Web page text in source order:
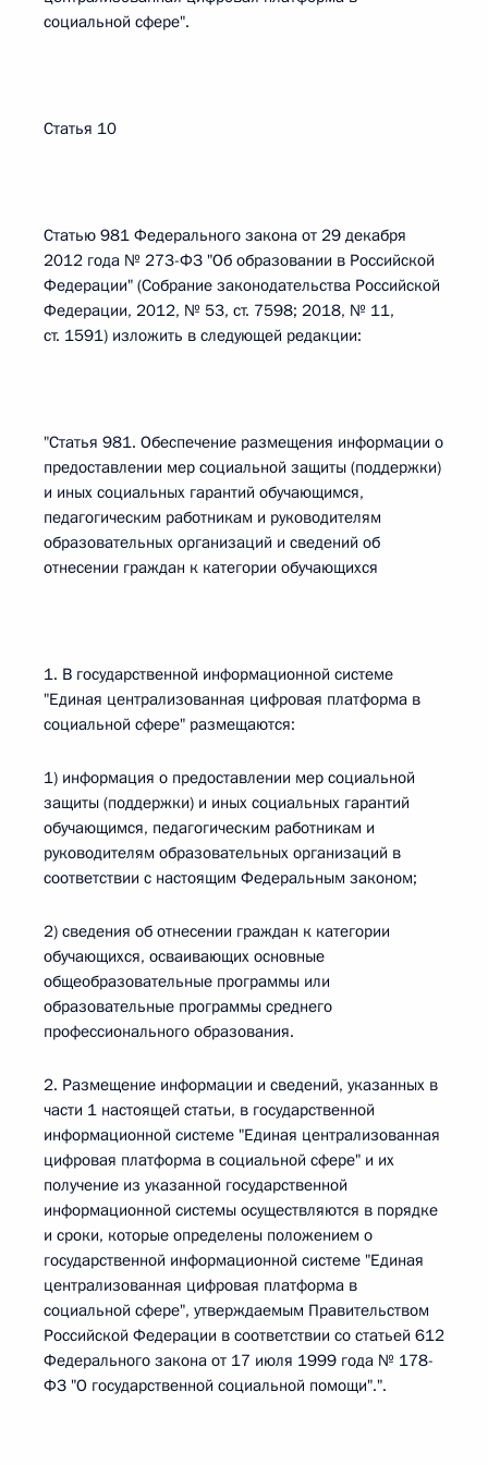
социальной сфере".
Статья 10
Статью 981 Федерального закона от 29 декабря
2012 года № 273-ФЗ "Об образовании в Российской
Федерации" (Собрание законодательства Российской
Федерации, 2012, № 53, ст. 7598; 2018, № 11,
ст. 1591) изложить в следующей редакции:
"Статья 981. Обеспечение размещения информации о
предоставлении мер социальной защиты (поддержки)
и иных социальных гарантий обучающимся,
педагогическим работникам и руководителям
образовательных организаций и сведений об
отнесении граждан к категории обучающихся
1. В государственной информационной системе
"Единая централизованная цифровая платформа в
социальной сфере" размещаются:
1) информация о предоставлении мер социальной
защиты (поддержки) и иных социальных гарантий
обучающимся, педагогическим работникам и
руководителям образовательных организаций в
соответствии с настоящим Федеральным законом;
2) сведения об отнесении граждан к категории
обучающихся, осваивающих основные
общеобразовательные программы или
образовательные программы среднего
профессионального образования.
2. Размещение информации и сведений, указанных в
части 1 настоящей статьи, в государственной
информационной системе "Единая централизованная
цифровая платформа в социальной сфере" и их
получение из указанной государственной
информационной системы осуществляются в порядке
и сроки, которые определены положением о
государственной информационной системе "Единая
централизованная цифровая платформа в
социальной сфере", утверждаемым Правительством
Российской Федерации в соответствии со статьей 612
Федерального закона от 17 июля 1999 года № 178-
ФЗ "О государственной социальной помощи".".